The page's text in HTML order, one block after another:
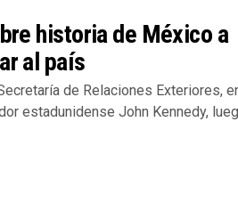
historia de México a
al país
de Relaciones Exteriores,
estadunidense John Kennedy,